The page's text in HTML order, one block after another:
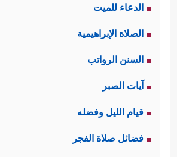
الدعاء للميت
الصلاة الإبراهيمية
السنن الرواتب
آيات الصبر
قيام الليل وفضله
فضائل صلاة الفجر